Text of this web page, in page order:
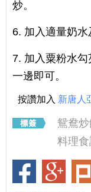
炒。
6. 加入適量奶水
7. 加入粟粉水
一邊即可。
按讚加入 新唐人
鴛鴦炒
料理